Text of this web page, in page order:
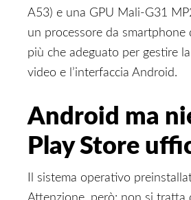
A53) e una GPU Mali-G31
un processore da smartphone
più che adeguato per gestire
video e l’interfaccia Android.
Android ma
Play Store
Il sistema operativo